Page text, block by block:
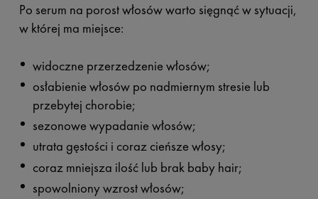
Po serum na porost włosów warto sięgnąć w sytuacji,
w której ma miejsce:
widoczne przerzedzenie włosów;
osłabienie włosów po nadmiernym stresie lub
przebytej chorobie;
sezonowe wypadanie włosów;
utrata gęstości i coraz cieńsze włosy;
coraz mniejsza ilość lub brak baby hair;
spowolniony wzrost włosów;